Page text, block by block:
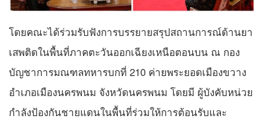
โดยคณะได้ร่วมรับฟังการบรรยายสรุปสถานการณ์ด้านยา
เสพติดในพื้นที่ภาคตะวันออกเฉียงเหนือตอนบน ณ กอง
บัญชาการมณฑลทหารบกที่ 210 ค่ายพระยอดเมืองขวาง
อำเภอเมืองนครพนม จังหวัดนครพนม โดยมี ผู้บังคับหน่วย
กำลังป้องกันชายแดนในพื้นที่ร่วมให้การต้อนรับและ